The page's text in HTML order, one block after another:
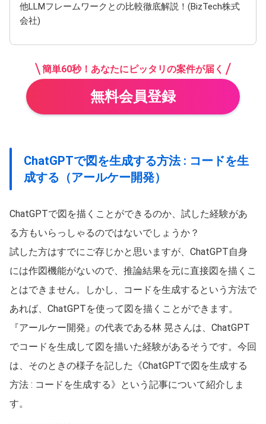
他LLMフレームワークとの比較徹底解説！(BizTech株式
会社)
簡単60秒！あなたにピッタリの案件が届く
無料会員登録
ChatGPTで図を生成する方法 : コードを生
成する（アールケー開発）
ChatGPTで図を描くことができるのか、試した経験があ
る方もいらっしゃるのではないでしょうか？
試した方はすでにご存じかと思いますが、ChatGPT自身
には作図機能がないので、推論結果を元に直接図を描くこ
とはできません。しかし、コードを生成するという方法で
あれば、ChatGPTを使って図を描くことができます。
『アールケー開発』の代表である林 晃さんは、ChatGPT
でコードを生成して図を描いた経験があるそうです。今回
は、そのときの様子を記した《ChatGPTで図を生成する
方法 : コードを生成する》という記事について紹介しま
す。